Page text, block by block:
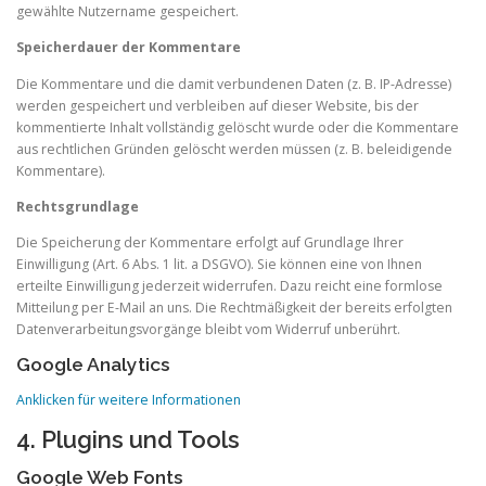
gewählte Nutzername gespeichert.
Speicherdauer der Kommentare
Die Kommentare und die damit verbundenen Daten (z. B. IP-Adresse)
werden gespeichert und verbleiben auf dieser Website, bis der
kommentierte Inhalt vollständig gelöscht wurde oder die Kommentare
aus rechtlichen Gründen gelöscht werden müssen (z. B. beleidigende
Kommentare).
Rechtsgrundlage
Die Speicherung der Kommentare erfolgt auf Grundlage Ihrer
Einwilligung (Art. 6 Abs. 1 lit. a DSGVO). Sie können eine von Ihnen
erteilte Einwilligung jederzeit widerrufen. Dazu reicht eine formlose
Mitteilung per E-Mail an uns. Die Rechtmäßigkeit der bereits erfolgten
Datenverarbeitungsvorgänge bleibt vom Widerruf unberührt.
Google Analytics
Anklicken für weitere Informationen
4. Plugins und Tools
Google Web Fonts